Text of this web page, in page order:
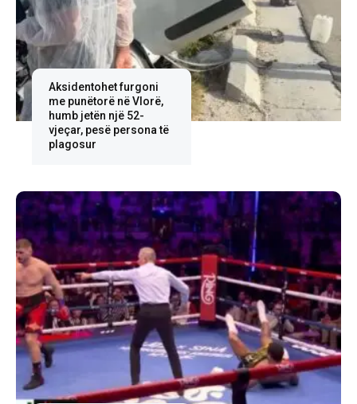
Aksidentohet furgoni
me punëtorë në Vlorë,
humb jetën një 52-
vjeçar, pesë persona të
plagosur